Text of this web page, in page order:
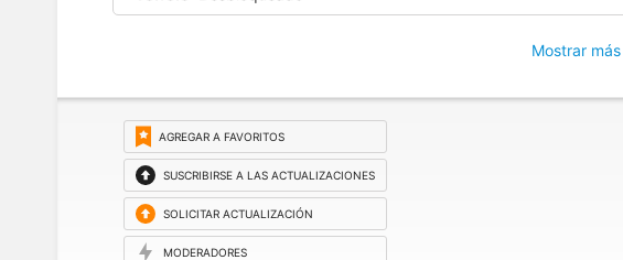
Mostrar más
AGREGAR A FAVORITOS
SUSCRIBIRSE A LAS ACTUALIZACIONES
SOLICITAR ACTUALIZACIÓN
MODERADORES